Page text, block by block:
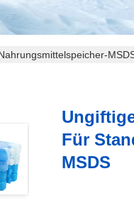
Für
MSDS